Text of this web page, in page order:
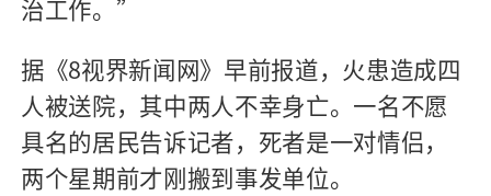
治工作。”
据《8视界新闻网》早前报道，火患造成四
人被送院，其中两人不幸身亡。一名不愿
具名的居民告诉记者，死者是一对情侣，
两个星期前才刚搬到事发单位。